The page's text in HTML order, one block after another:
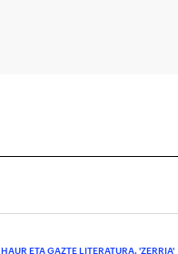
HAUR ETA GAZTE LITERATURA. 'ZERRIA'